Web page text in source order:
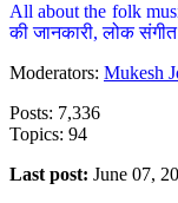
All about the folk
की जानकारी, लोक
Moderators: Mukesh
Posts: 7,336
Topics: 94
Last post: June 07,